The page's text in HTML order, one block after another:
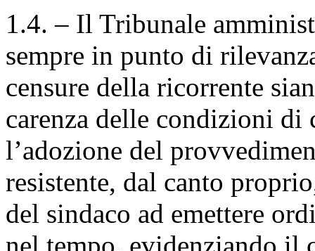
1.4. – Il Tribunale
sempre in punto di
censure della ricorrente
carenza delle condizioni
l’adozione del
resistente, dal canto
del sindaco ad emettere